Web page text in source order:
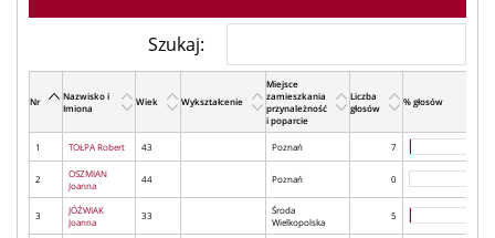
Szukaj:
Nr
Nazwisko i
Imiona
Wiek Wykształcenie
Miejsce
zamieszkania
przynależność
i poparcie
Liczba
głosów
% głosów
1 TOŁPA Robert 43 Poznań 7
2
OSZMIAN
Joanna
44 Poznań 0
3
JÓŹWIAK
Joanna
33
Środa
Wielkopolska
5